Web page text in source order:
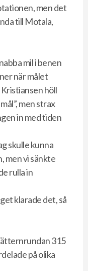
men det
till Motala,
mil i benen
när målet
höll
men strax
in med tiden
skulle kunna
men vi sänkte
rulla in
klarade det, så
315
på olika